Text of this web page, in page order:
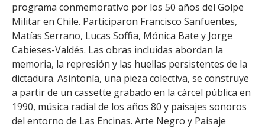
programa conmemorativo por los 50 años del Golpe
Militar en Chile. Participaron Francisco Sanfuentes,
Matías Serrano, Lucas Soffia, Mónica Bate y Jorge
Cabieses-Valdés. Las obras incluidas abordan la
memoria, la represión y las huellas persistentes de la
dictadura. Asintonía, una pieza colectiva, se construye
a partir de un cassette grabado en la cárcel pública en
1990, música radial de los años 80 y paisajes sonoros
del entorno de Las Encinas. Arte Negro y Paisaje